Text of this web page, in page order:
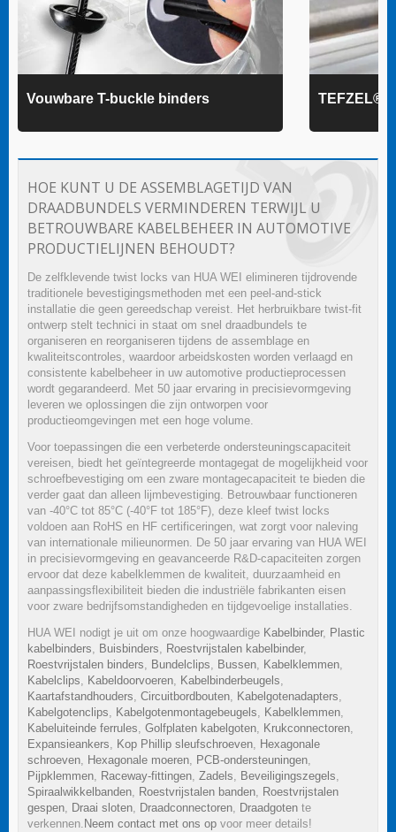
Vouwbare T-buckle binders TEFZEL®
HOE KUNT U DE ASSEMBLAGETIJD VAN
DRAADBUNDELS VERMINDEREN TERWIJL U
BETROUWBARE KABELBEHEER IN AUTOMOTIVE
PRODUCTIELIJNEN BEHOUDT?
De zelfklevende twist locks van HUA WEI elimineren tijdrovende
traditionele bevestigingsmethoden met een peel-and-stick
installatie die geen gereedschap vereist. Het herbruikbare twist-fit
ontwerp stelt technici in staat om snel draadbundels te
organiseren en reorganiseren tijdens de assemblage en
kwaliteitscontroles, waardoor arbeidskosten worden verlaagd en
consistente kabelbeheer in uw automotive productieprocessen
wordt gegarandeerd. Met 50 jaar ervaring in precisievormgeving
leveren we oplossingen die zijn ontworpen voor
productieomgevingen met een hoge volume.
Voor toepassingen die een verbeterde ondersteuningscapaciteit
vereisen, biedt het geïntegreerde montagegat de mogelijkheid voor
schroefbevestiging om een zware montagecapaciteit te bieden die
verder gaat dan alleen lijmbevestiging. Betrouwbaar functioneren
van -40°C tot 85°C (-40°F tot 185°F), deze kleef twist locks
voldoen aan RoHS en HF certificeringen, wat zorgt voor naleving
van internationale milieunormen. De 50 jaar ervaring van HUA WEI
in precisievormgeving en geavanceerde R&D-capaciteiten zorgen
ervoor dat deze kabelklemmen de kwaliteit, duurzaamheid en
aanpassingsflexibiliteit bieden die industriële fabrikanten eisen
voor zware bedrijfsomstandigheden en tijdgevoelige installaties.
HUA WEI nodigt je uit om onze hoogwaardige Kabelbinder, Plastic
kabelbinders, Buisbinders, Roestvrijstalen kabelbinder,
Roestvrijstalen binders, Bundelclips, Bussen, Kabelklemmen,
Kabelclips, Kabeldoorvoeren, Kabelbinderbeugels,
Kaartafstandhouders, Circuitbordbouten, Kabelgotenadapters,
Kabelgotenclips, Kabelgotenmontagebeugels, Kabelklemmen,
Kabeluiteinde ferrules, Golfplaten kabelgoten, Krukconnectoren,
Expansieankers, Kop Phillip sleufschroeven, Hexagonale
schroeven, Hexagonale moeren, PCB-ondersteuningen,
Pijpklemmen, Raceway-fittingen, Zadels, Beveiligingszegels,
Spiraalwikkelbanden, Roestvrijstalen banden, Roestvrijstalen
gespen, Draai sloten, Draadconnectoren, Draadgoten te
verkennen. Neem contact met ons op voor meer details!